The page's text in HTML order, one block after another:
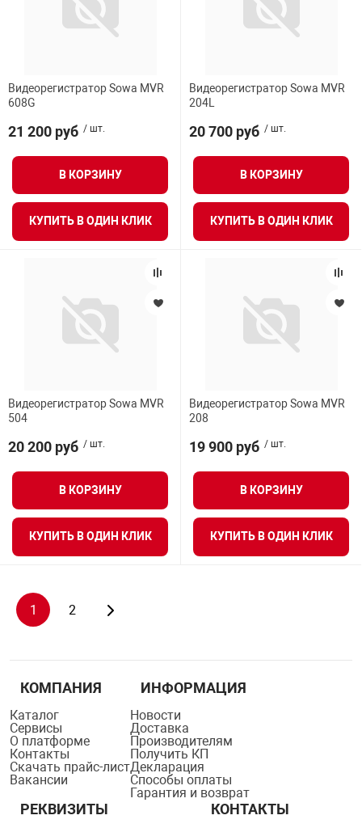
Видеорегистратор Sowa MVR
608G
21 200 руб / шт.
В КОРЗИНУ
КУПИТЬ В ОДИН КЛИК
Видеорегистратор Sowa MVR
204L
20 700 руб / шт.
В КОРЗИНУ
КУПИТЬ В ОДИН КЛИК
Видеорегистратор Sowa MVR
504
20 200 руб / шт.
В КОРЗИНУ
КУПИТЬ В ОДИН КЛИК
Видеорегистратор Sowa MVR
208
19 900 руб / шт.
В КОРЗИНУ
КУПИТЬ В ОДИН КЛИК
1 2
КОМПАНИЯ
Каталог
Сервисы
О платформе
Контакты
Скачать прайс-лист
Вакансии
ИНФОРМАЦИЯ
Новости
Доставка
Производителям
Получить КП
Декларация
Способы оплаты
Гарантия и возврат
РЕКВИЗИТЫ КОНТАКТЫ